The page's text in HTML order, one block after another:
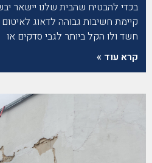
בכדי להבטיח שהבית שלנו יישאר
קיימת חשיבות גבוהה לדאוג לאיטום
חשד ולו הקל ביותר לגבי סדקים או
קרא עוד »